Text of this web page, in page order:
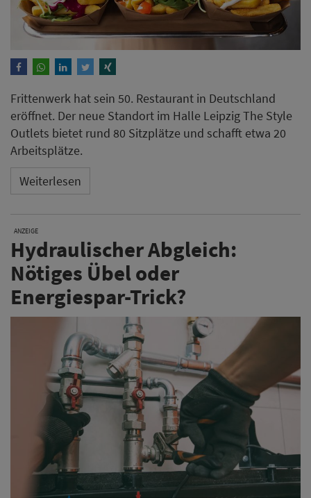
Frittenwerk hat sein 50. Restaurant in Deutschland
eröffnet. Der neue Standort im Halle Leipzig The Style
Outlets bietet rund 80 Sitzplätze und schafft etwa 20
Arbeitsplätze.
Weiterlesen
ANZEIGE
Hydraulischer Abgleich:
Nötiges Übel oder
Energiespar-Trick?